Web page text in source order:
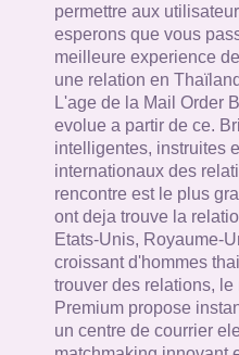
permettre aux
esperons que vous
meilleure experience
une relation en
L'age de la Mail Order
evolue a partir de ce.
intelligentes, instruites
internationaux des
rencontre est le plus
ont deja trouve la
Etats-Unis, Royaume-
croissant d'hommes
trouver des relations,
Premium propose
un centre de courrier